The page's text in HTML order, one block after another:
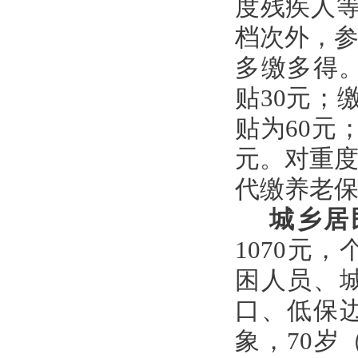
度残疾人
档次外，
多缴多得
贴30元；
贴为60元
元。对重
代缴养老
城乡居
1070元，
困人员、
口、低保
象，70岁